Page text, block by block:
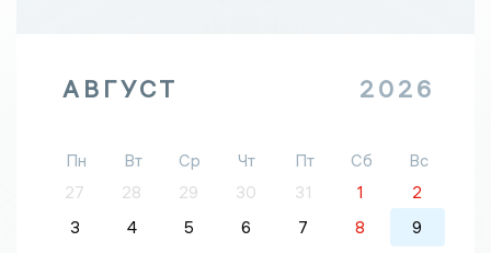
АВГУСТ 2026
Пн Вт Ср Чт Пт Сб
Вс
27
28 29 30 31 1
2
3
4 5 6 7 8
9